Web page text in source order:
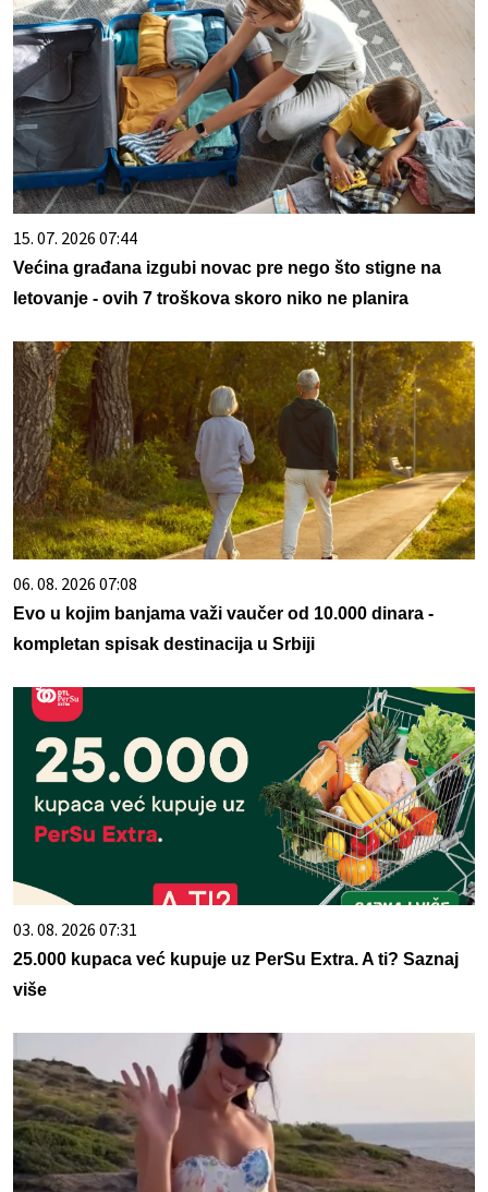
15. 07. 2026 07:44
Većina građana izgubi novac pre nego što stigne na
letovanje - ovih 7 troškova skoro niko ne planira
06. 08. 2026 07:08
Evo u kojim banjama važi vaučer od 10.000 dinara -
kompletan spisak destinacija u Srbiji
03. 08. 2026 07:31
25.000 kupaca već kupuje uz PerSu Extra. A ti? Saznaj
više